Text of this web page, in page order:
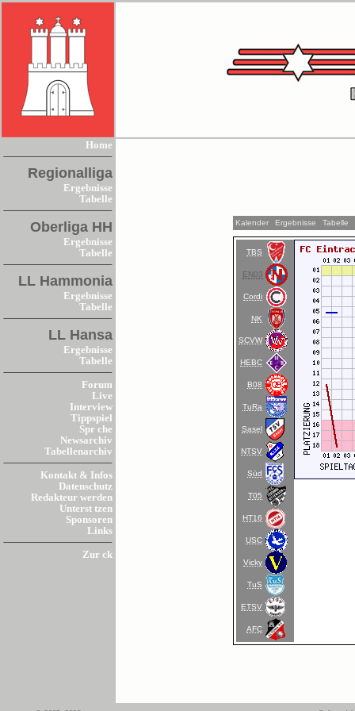
Home
Regionalliga
Ergebnisse
Tabelle
Oberliga HH
Ergebnisse
Tabelle
LL Hammonia
Ergebnisse
Tabelle
LL Hansa
Ergebnisse
Tabelle
Forum
Live
Interview
Tippspiel
Spr che
Newsarchiv
Tabellenarchiv
Kontakt & Infos
Datenschutz
Redakteur werden
Unterst tzen
Sponsoren
Links
Zur ck
Kalender Ergebnisse Tabelle
TBS
EN03
Cordi
NK
SCVW
HEBC
B08
TuRa
Sasel
NTSV
Süd
T05
HT16
USC
Vicky
TuS
ETSV
AFC